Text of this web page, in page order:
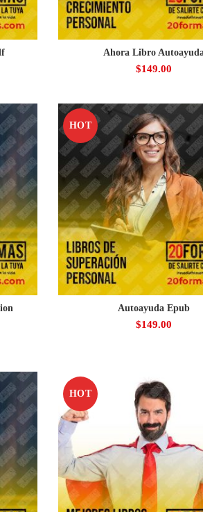
Ahora Libro
$149.00
HOT
Autoayuda Epub
$149.00
HOT